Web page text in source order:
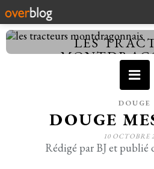
LES
DOUGE
DOUGE
10 OCTOBRE
Rédigé par BJ et publié